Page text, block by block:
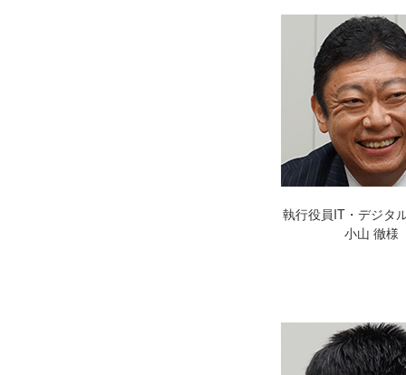
執行役員IT・デジタ
小山 徹様